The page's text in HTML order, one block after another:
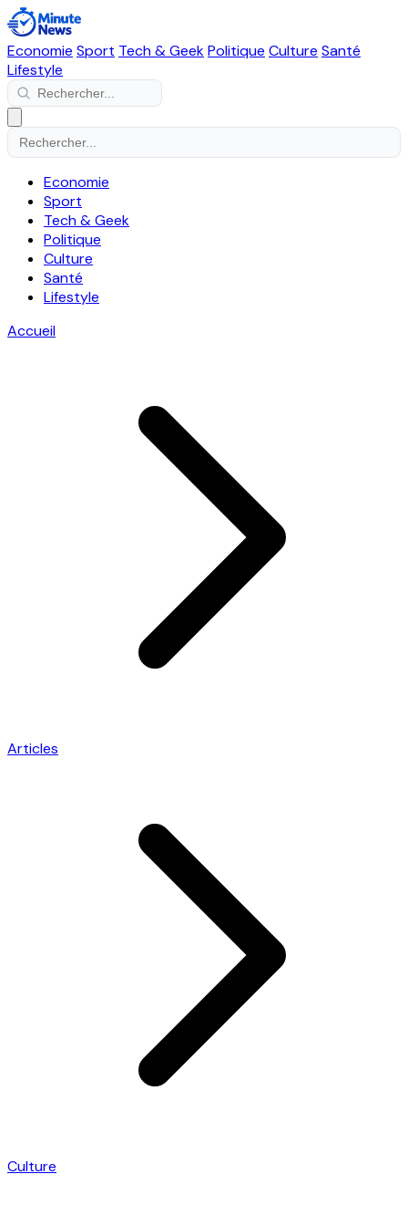
Economie Sport Tech & GeekPolitique Culture Santé
Lifestyle
Economie
Sport
Tech & Geek
Politique
Culture
Santé
Lifestyle
Accueil
Articles
Culture